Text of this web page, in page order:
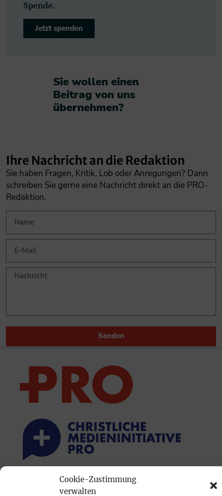
Cookie-Zustimmung
verwalten
Spende.
Jetzt spenden
Sie wollen einen
Beitrag von uns
übernehmen?​
Ihre Nachricht an die Redaktion
Sie haben Fragen, Kritik, Lob oder Anregungen? Dann
schreiben Sie gerne eine Nachricht direkt an die PRO-
Redaktion.
Senden
PRINTAUSGABE